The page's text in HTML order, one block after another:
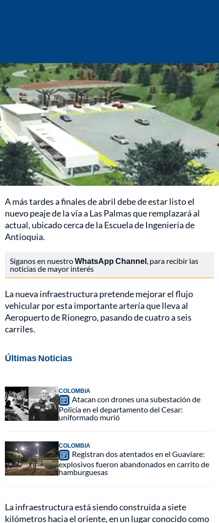
A más tardes a finales de abril debe de estar listo el
nuevo peaje de la vía a Las Palmas que remplazará al
actual, ubicado cerca de la Escuela de Ingeniería de
Antioquia.
Síganos en nuestroWhatsApp Channel, para recibir las
noticias de mayor interés
La nueva infraestructura pretende mejorar el flujo
vehicular por esta importante artería que lleva al
Aeropuerto de Rionegro, pasando de cuatro a seis
carriles.
Últimas Noticias
COLOMBIA
Atacan con drones una subestación de
Policía en el departamento del Cesar:
uniformado murió
COLOMBIA
Registran dos atentados en el Guaviare:
explosivos fueron abandonados en carrito de
hamburguesas
La infraestructura está siendo construida a siete
kilómetros hacia el oriente, en un lugar conocido como